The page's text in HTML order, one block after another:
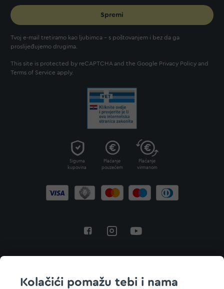
Kolačići pomažu tebi i nama
Spremi
Tvoj e-mail tretiramo kao ljubimca - s poštovanjem i bez da ga
proslijeđujemo drugima.
This site is protected by reCAPTCHA and the Google Privacy Policy and
Terms of Service apply.
Sigurna
kupovina
Plaćanje
pouzećem
Plaćanje
virmanom